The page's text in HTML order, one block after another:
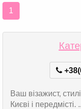
1
Ваш візажист,
Києві і передмісті.